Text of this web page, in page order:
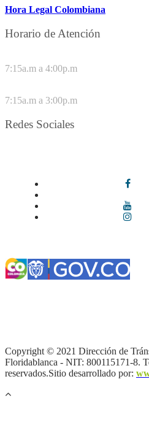
Hora Legal Colombiana
Horario de Atención
7:15a.m a 4:00p.m
7:15a.m a 3:00p.m
Redes Sociales
Copyright © 2021 Dirección de
Floridablanca - NIT: 800115171-8.
reservados.Sitio desarrollado por: